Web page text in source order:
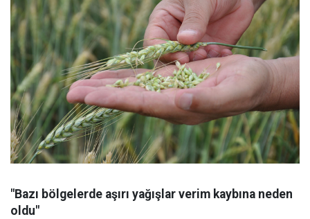
"Bazı bölgelerde aşırı yağışlar verim kaybına neden
oldu"